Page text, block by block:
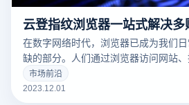
云登指纹浏览器一站式解决
在数字网络时代，浏览器已成为我们
缺的部分。人们通过浏览器访问网站、
件，甚至进行在线购物。随着互联网
也在不断提高，用户希望免费指纹浏览
市场前沿
2023.12.01